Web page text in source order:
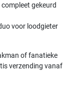
gekeurd
voor loodgieter
of fanatieke
verzending vanaf